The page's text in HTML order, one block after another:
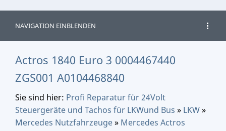
NAVIGATION EINBLENDEN
Actros 1840 Euro 3 0004467440
ZGS001 A0104468840
Sie sind hier: Profi Reparatur für 24Volt
Steuergeräte und Tachos für LKWund Bus » LKW»
Mercedes Nutzfahrzeuge» Mercedes Actros